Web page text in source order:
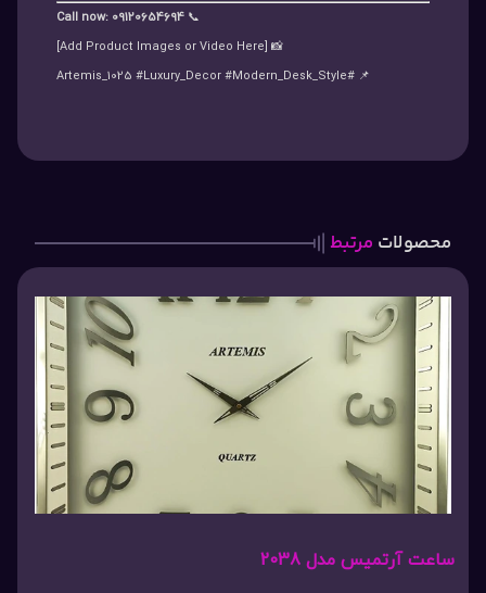
📞
Call now: 09120654694
📸 [Add Product Images or Video Here]
📌 #Artemis_1025 #Luxury_Decor #Modern_Desk_Style
محصولات مرتبط
ساعت آرتمیس مدل 2038